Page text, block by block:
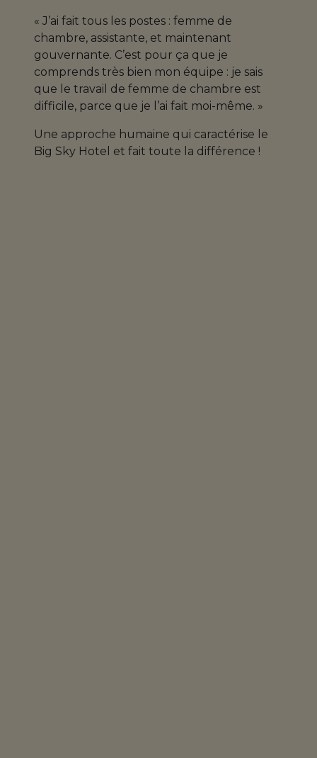
« J’ai fait tous les postes : femme de
chambre, assistante, et maintenant
gouvernante. C’est pour ça que je
comprends très bien mon équipe : je sais
que le travail de femme de chambre est
difficile, parce que je l’ai fait moi-même. »
Une approche humaine qui caractérise le
Big Sky Hotel et fait toute la différence !